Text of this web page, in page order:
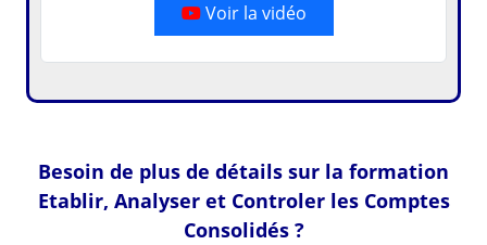
Voir la vidéo
Besoin de plus de détails sur la formation
Etablir, Analyser et Controler les Comptes
Consolidés ?